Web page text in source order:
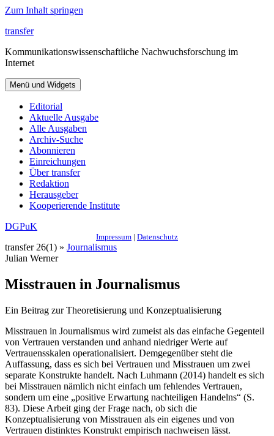
Zum Inhalt springen
transfer
Kommunikationswissenschaftliche Nachwuchsforschung im
Internet
Menü und Widgets
Editorial
Aktuelle Ausgabe
Alle Ausgaben
Archiv-Suche
Abonnieren
Einreichungen
Über transfer
Redaktion
Herausgeber
Kooperierende Institute
DGPuK
Impressum | Datenschutz
transfer 26(1) » Journalismus
Julian Werner
Misstrauen in Journalismus
Ein Beitrag zur Theoretisierung und Konzeptualisierung
Misstrauen in Journalismus wird zumeist als das einfache Gegenteil
von Vertrauen verstanden und anhand niedriger Werte auf
Vertrauensskalen operationalisiert. Demgegenüber steht die
Auffassung, dass es sich bei Vertrauen und Misstrauen um zwei
separate Konstrukte handelt. Nach Luhmann (2014) handelt es sich
bei Misstrauen nämlich nicht einfach um fehlendes Vertrauen,
sondern um eine „positive Erwartung nachteiligen Handelns“ (S.
83). Diese Arbeit ging der Frage nach, ob sich die
Konzeptualisierung von Misstrauen als ein eigenes und von
Vertrauen distinktes Konstrukt empirisch nachweisen lässt.